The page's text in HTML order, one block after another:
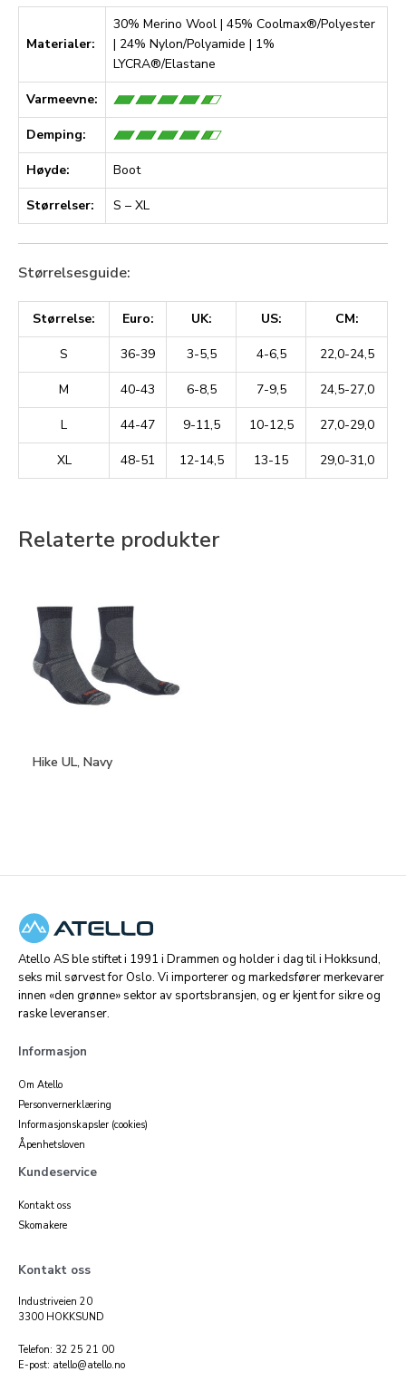
Materialer:
30% Merino Wool | 45% Coolmax®/Polyester
| 24% Nylon/Polyamide | 1%
LYCRA®/Elastane
Varmeevne:
Demping:
Høyde: Boot
Størrelser: S – XL
Størrelsesguide:
Størrelse: Euro: UK: US: CM:
S 36-39 3-5,5 4-6,5 22,0-24,5
M 40-43 6-8,5 7-9,5 24,5-27,0
L 44-47 9-11,5 10-12,5 27,0-29,0
XL 48-51 12-14,5 13-15 29,0-31,0
Relaterte produkter
Hike UL, Navy
Atello AS ble stiftet i 1991 i Drammen og holder i dag til i Hokksund,
seks mil sørvest for Oslo. Vi importerer og markedsfører merkevarer
innen «den grønne» sektor av sportsbransjen, og er kjent for sikre og
raske leveranser.
Informasjon
Om Atello
Personvernerklæring
Informasjonskapsler (cookies)
Åpenhetsloven
Kundeservice
Kontakt oss
Skomakere
Kontakt oss
Industriveien 20
3300 HOKKSUND
Telefon: 32 25 21 00
E-post: atello@atello.no